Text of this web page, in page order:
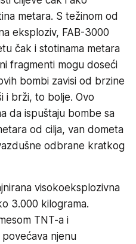
metara. S težinom od
eksploziv, FAB-3000
čak i stotinama metara
fragmenti mogu doseći
bombi zavisi od brzine
i brži, to bolje. Ovo
da ispuštaju bombe sa
od cilja, van dometa
odbrane kratkog
visokoeksplozivna
3.000 kilograma.
TNT-a i
njenu